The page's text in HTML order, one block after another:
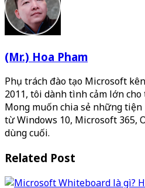
(Mr.) Hoa Pham
Phụ trách đào tạo Microsoft
2011, tôi dành tình cảm lớn
Mong muốn chia sẻ những
từ Windows 10, Microsoft 365,
dùng cuối.
Related Post